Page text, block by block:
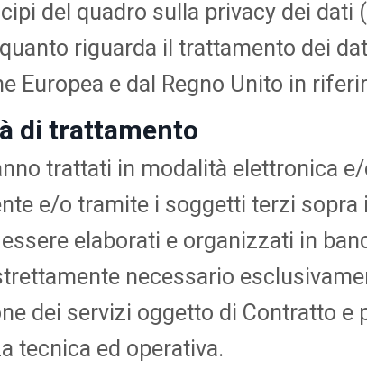
del quadro sulla privacy dei dati
riguarda il trattamento dei
Europea e dal Regno Unito in
di trattamento
trattati in modalità elettronica
e/o tramite i soggetti terzi sopra
elaborati e organizzati in
necessario
dei servizi oggetto di Contratto e
tecnica ed operativa.